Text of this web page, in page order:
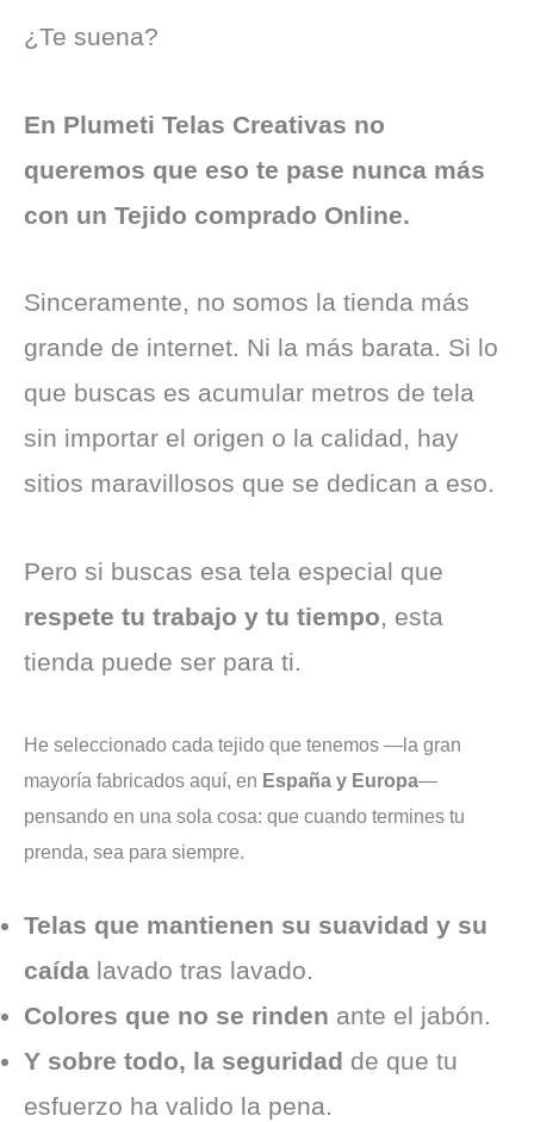
¿Te suena?
En Plumeti Telas Creativas no
queremos que eso te pase nunca más
con un Tejido comprado Online.
Sinceramente, no somos la tienda más
grande de internet. Ni la más barata. Si lo
que buscas es acumular metros de tela
sin importar el origen o la calidad, hay
sitios maravillosos que se dedican a eso.
Pero si buscas esa tela especial que
respete tu trabajo y tu tiempo, esta
tienda puede ser para ti.
He seleccionado cada tejido que tenemos —la gran
mayoría fabricados aquí, en España y Europa—
pensando en una sola cosa: que cuando termines tu
prenda, sea para siempre.
Telas que mantienen su suavidad y su
caída lavado tras lavado.
Colores que no se rinden ante el jabón.
Y sobre todo, la seguridad de que tu
esfuerzo ha valido la pena.